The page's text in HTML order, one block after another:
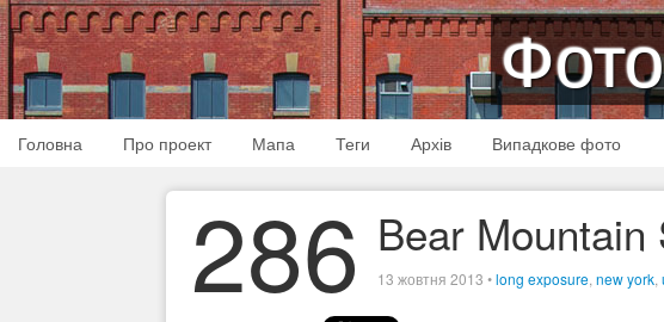
Головна Про проект Мапа Теги Архів Випадкове фото
286 Bear Mountain
13 жовтня 2013 •long exposure new york